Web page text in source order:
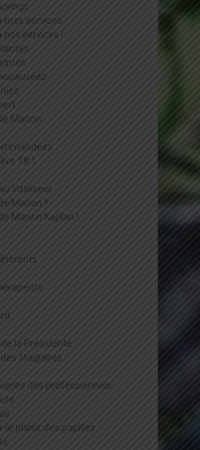
mes services
nos services !
Marion
18:1
Vitaliseur
Marion !!
Marion Kaplan !
la Présidente
stagiaires
des professionnels
le plaisir des papilles